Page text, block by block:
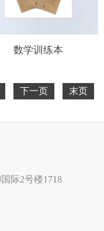
数学训练本
下一页 末页
际2号楼1718